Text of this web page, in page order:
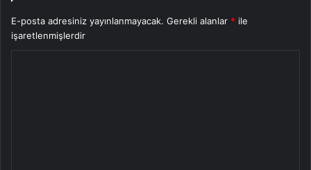
E-posta adresiniz yayınlanmayacak. Gerekli alanlar * ile
işaretlenmişlerdir